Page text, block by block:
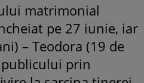
matrimonial
pe 27 iunie, iar
– Teodora (19 de
prin